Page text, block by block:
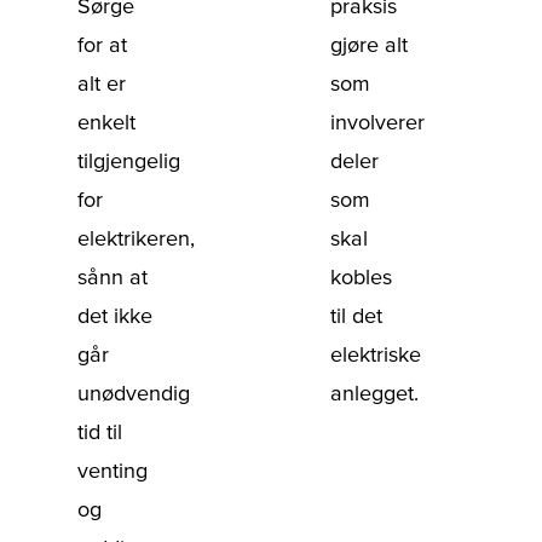
Sørge
for at
alt er
enkelt
tilgjengelig
for
elektrikeren,
sånn at
det ikke
går
unødvendig
tid til
venting
og
praksis
gjøre alt
som
involverer
deler
som
skal
kobles
til det
elektriske
anlegget.